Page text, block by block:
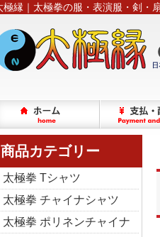
極縁｜太極拳の服・表演服・剣・
商品カテゴリー
太極拳 Tシャツ
太極拳 チャイナシャツ
太極拳 ポリネンチャイナ